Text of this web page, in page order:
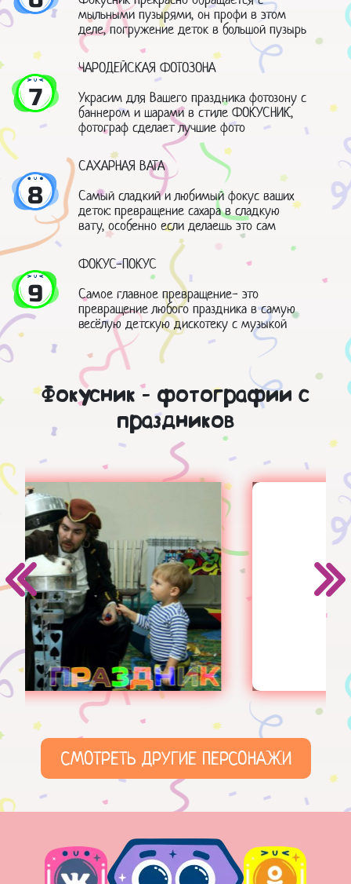
мыльными пузырями, он профи в этом
деле, погружение деток в большой пузырь
7
ЧАРОДЕЙСКАЯ ФОТОЗОНА
Украсим для Вашего праздника фотозону с
баннером и шарами в стиле ФОКУСНИК,
фотограф сделает лучшие фото
8
САХАРНАЯ ВАТА
Самый сладкий и любимый фокус ваших
деток: превращение сахара в сладкую
вату, особенно если делаешь это сам
9
ФОКУС-ПОКУС
Самое главное превращение- это
превращение любого праздника в самую
весёлую детскую дискотеку с музыкой
Фокусник - фотографии с
праздников
СМОТРЕТЬ ДРУГИЕ ПЕРСОНАЖИ